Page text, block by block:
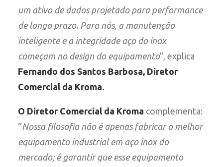
um ativo de dados projetado para performance
de longo prazo. Para nós, a manutenção
inteligente e a integridade aço do inox
começam no design do equipamento”, explica
Fernando dos Santos Barbosa, Diretor
Comercial da Kroma.
O Diretor Comercial da Kroma complementa:
“Nossa filosofia não é apenas fabricar o melhor
equipamento industrial em aço inox do
mercado; é garantir que esse equipamento